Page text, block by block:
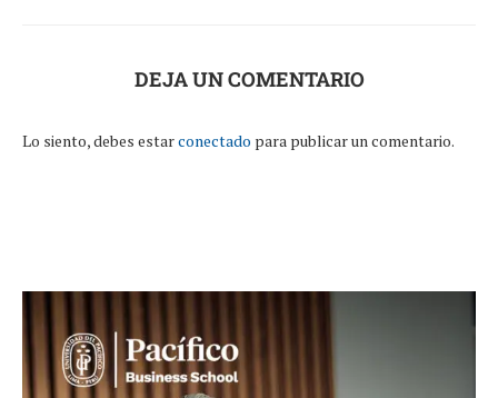
DEJA UN COMENTARIO
Lo siento, debes estarconectado para publicar un comentario.